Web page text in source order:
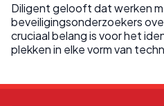
Diligent gelooft dat werken
beveiligingsonderzoekers
cruciaal belang is voor het
plekken in elke vorm van